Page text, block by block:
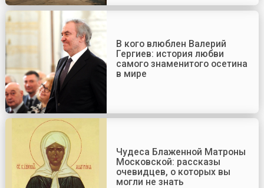
В кого влюблен Валерий
Гергиев: история любви
самого знаменитого осетина
в мире
Чудеса Блаженной Матроны
Московской: рассказы
очевидцев, о которых вы
могли не знать